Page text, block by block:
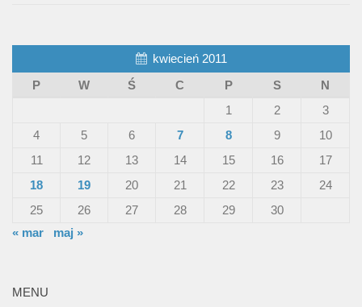
kwiecień 2011
P
W Ś C P S
N
1
2
3
4
5 6 7 8 9
10
11
12 13 14 15 16
17
18
19 20 21 22 23
24
25
26 27 28 29
30
« mar
maj »
MENU